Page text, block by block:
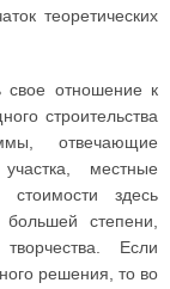
теоретических
свое отношение к
строительства
отвечающие
местные
здесь
степени,
Если
решения, то во